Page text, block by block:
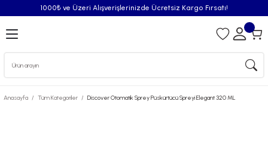
1000₺ ve Üzeri Alışverişlerinizde Ücretsiz Kargo Fırsatı!
Geri Dön
Anasayfa Tüm Kategoriler Discover Otomatik Sprey Püskürtücü Spreyi Elegant 320 ML